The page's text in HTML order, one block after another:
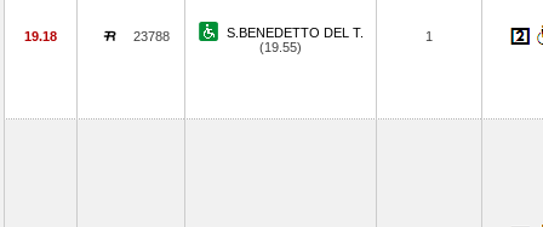
19.18 23788
S.BENEDETTO DEL T.
(19.55)
1